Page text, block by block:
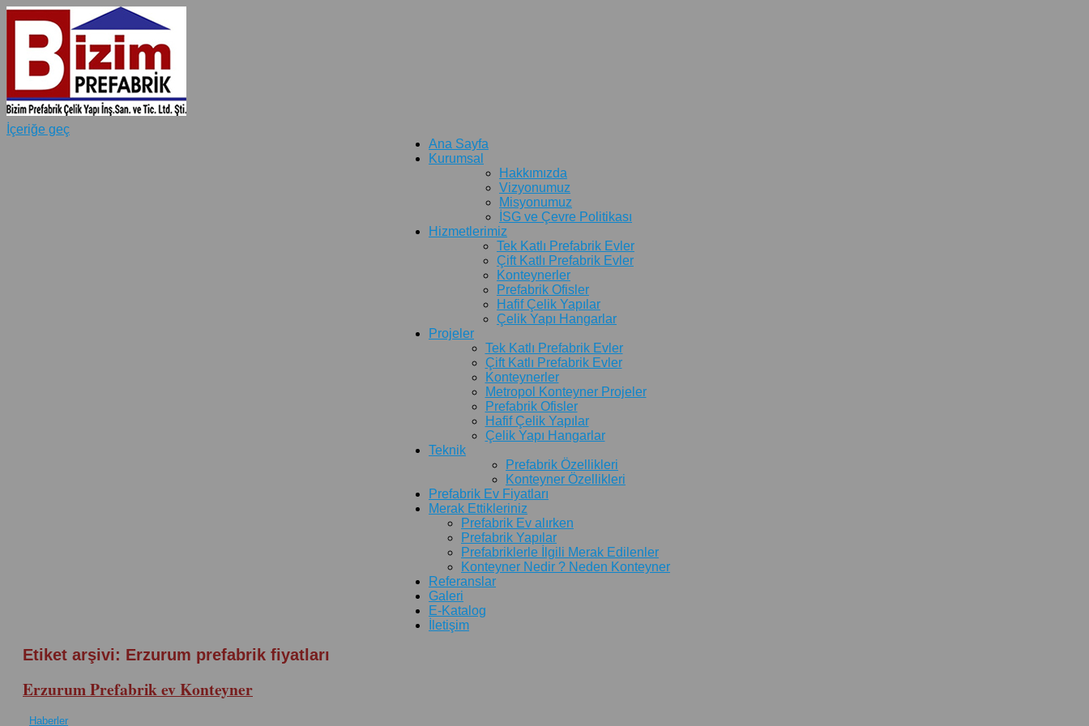
İçeriğe geç
Ana Sayfa
Kurumsal
Hakkımızda
Vizyonumuz
Misyonumuz
İSG ve Çevre Politikası
Hizmetlerimiz
Tek Katlı Prefabrik Evler
Çift Katlı Prefabrik Evler
Konteynerler
Prefabrik Ofisler
Hafif Çelik Yapılar
Çelik Yapı Hangarlar
Projeler
Tek Katlı Prefabrik Evler
Çift Katlı Prefabrik Evler
Konteynerler
Metropol Konteyner Projeler
Prefabrik Ofisler
Hafif Çelik Yapılar
Çelik Yapı Hangarlar
Teknik
Prefabrik Özellikleri
Konteyner Özellikleri
Prefabrik Ev Fiyatları
Merak Ettikleriniz
Prefabrik Ev alırken
Prefabrik Yapılar
Prefabriklerle İlgili Merak Edilenler
Konteyner Nedir ? Neden Konteyner
Referanslar
Galeri
E-Katalog
İletişim
Etiket arşivi: Erzurum prefabrik fiyatları
Erzurum Prefabrik ev Konteyner
Haberler